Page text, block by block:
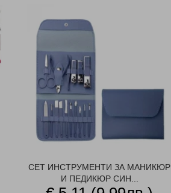
СЕТ ИНСТРУМЕНТИ ЗА МАНИКЮР
И ПЕДИКЮР СИН...